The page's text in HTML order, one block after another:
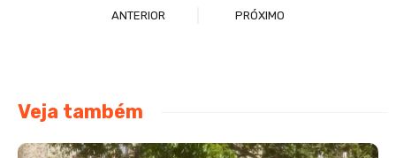
ANTERIOR PRÓXIMO
Veja também